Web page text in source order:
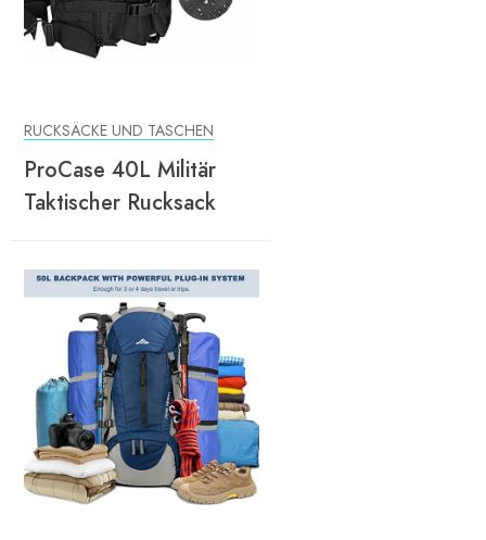
RUCKSÄCKE UND TASCHEN
ProCase 40L Militär
Taktischer Rucksack